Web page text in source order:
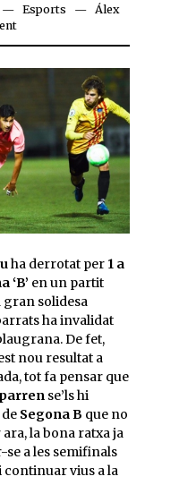
Esports
Álex
ha derrotat per 1 a
‘B’ en un partit
gran solidesa
ha invalidat
De fet,
nou resultat a
tot fa pensar que
se’ls hi
Segona B que no
la bona ratxa ja
se a les semifinals
continuar vius a la